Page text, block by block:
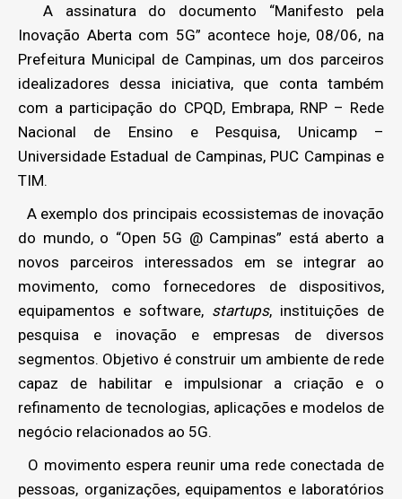
A assinatura do documento “Manifesto pela
Inovação Aberta com 5G” acontece hoje, 08/06, na
Prefeitura Municipal de Campinas, um dos parceiros
idealizadores dessa iniciativa, que conta também
com a participação do CPQD, Embrapa, RNP – Rede
Nacional de Ensino e Pesquisa, Unicamp –
Universidade Estadual de Campinas, PUC Campinas e
TIM.
A exemplo dos principais ecossistemas de inovação
do mundo, o “Open 5G @ Campinas” está aberto a
novos parceiros interessados em se integrar ao
movimento, como fornecedores de dispositivos,
equipamentos e software, startups, instituições de
pesquisa e inovação e empresas de diversos
segmentos. Objetivo é construir um ambiente de rede
capaz de habilitar e impulsionar a criação e o
refinamento de tecnologias, aplicações e modelos de
negócio relacionados ao 5G.
O movimento espera reunir uma rede conectada de
pessoas, organizações, equipamentos e laboratórios